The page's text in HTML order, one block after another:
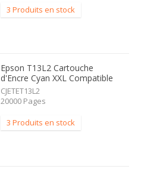
3 Produits en stock
Epson T13L2 Cartouche
d'Encre Cyan XXL Compatible
CJETET13L2
20000 Pages
3 Produits en stock